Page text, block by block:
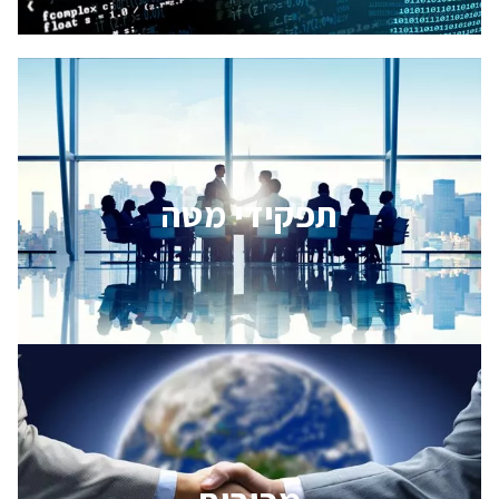
תפקידי מטה
תפקידי מטה
לחצו כאן
מכירות